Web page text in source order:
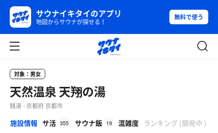
サウナイキタイのアプリ
地図からサウナが探せる！
無料で使う
対象：男女
天然温泉 天翔の湯
銭湯 - 京都府 京都市
施設情報 サ活 355 サウナ飯 19 混雑度 ランキング (開発中 )